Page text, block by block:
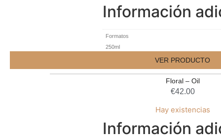
Información
Formatos
250ml
VER PRODUCTO
Floral – Oil
€42.00
Hay existencias
Información